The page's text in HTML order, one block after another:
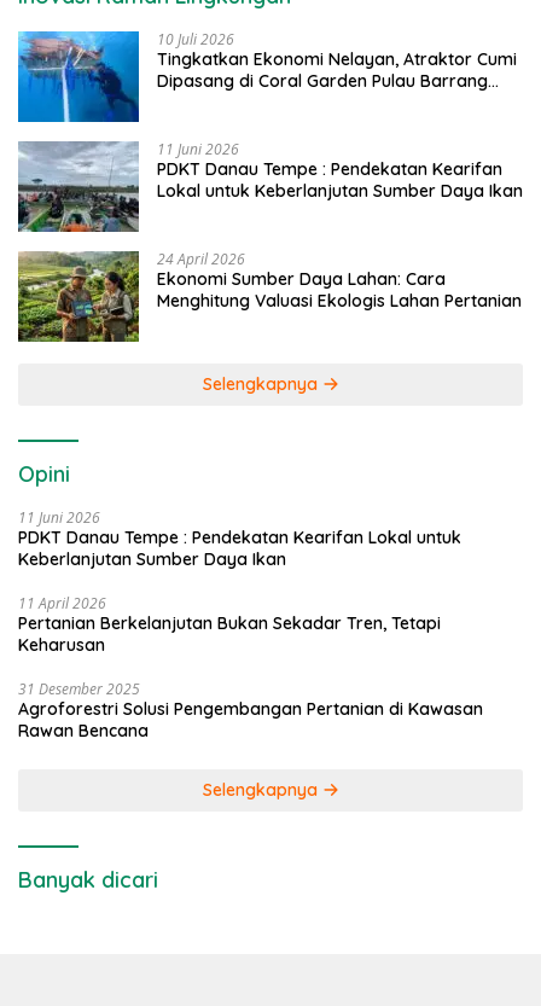
10 Juli 2026
Tingkatkan Ekonomi Nelayan, Atraktor Cumi
Dipasang di Coral Garden Pulau Barrang
11 Juni 2026
PDKT Danau Tempe : Pendekatan Kearifan
Lokal untuk Keberlanjutan Sumber Daya Ikan
24 April 2026
Ekonomi Sumber Daya Lahan: Cara
Menghitung Valuasi Ekologis Lahan Pertanian
Selengkapnya
Opini
11 Juni 2026
PDKT Danau Tempe : Pendekatan Kearifan Lokal untuk
Keberlanjutan Sumber Daya Ikan
11 April 2026
Pertanian Berkelanjutan Bukan Sekadar Tren, Tetapi
Keharusan
31 Desember 2025
Agroforestri Solusi Pengembangan Pertanian di Kawasan
Rawan Bencana
Selengkapnya
Banyak dicari